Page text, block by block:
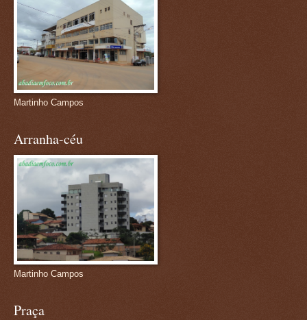
Martinho Campos
Arranha-céu
Martinho Campos
Praça